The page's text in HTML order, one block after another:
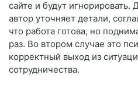
сайте и будут игнорировать.
автор уточняет детали,
что работа готова, но
раз. Во втором случае это
корректный выход из
сотрудничества.